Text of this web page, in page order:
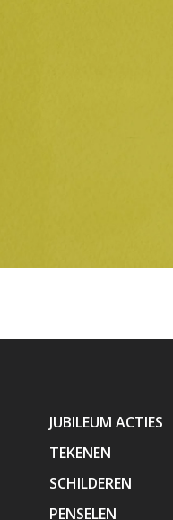
JUBILEUM ACTIES
TEKENEN
SCHILDEREN
PENSELEN